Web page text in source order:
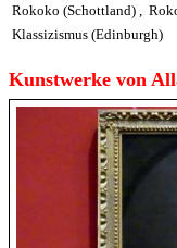
Rokoko (Schottland) ,
Klassizismus (Edinburgh)
Kunstwerke von